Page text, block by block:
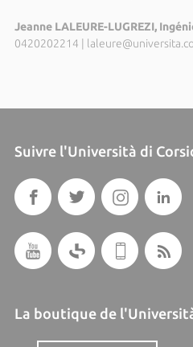
Jeanne LALEURE-LUGREZI,
0420202214
Suivre l'Università di
La boutique de